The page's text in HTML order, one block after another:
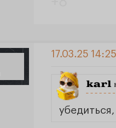
17.03.25
karl